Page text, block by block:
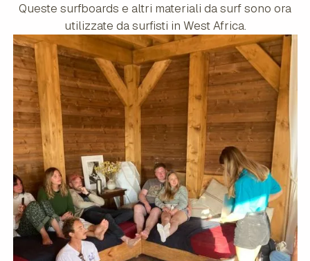
Queste surfboards e altri materiali da surf sono ora
utilizzate da surfisti in West Africa.